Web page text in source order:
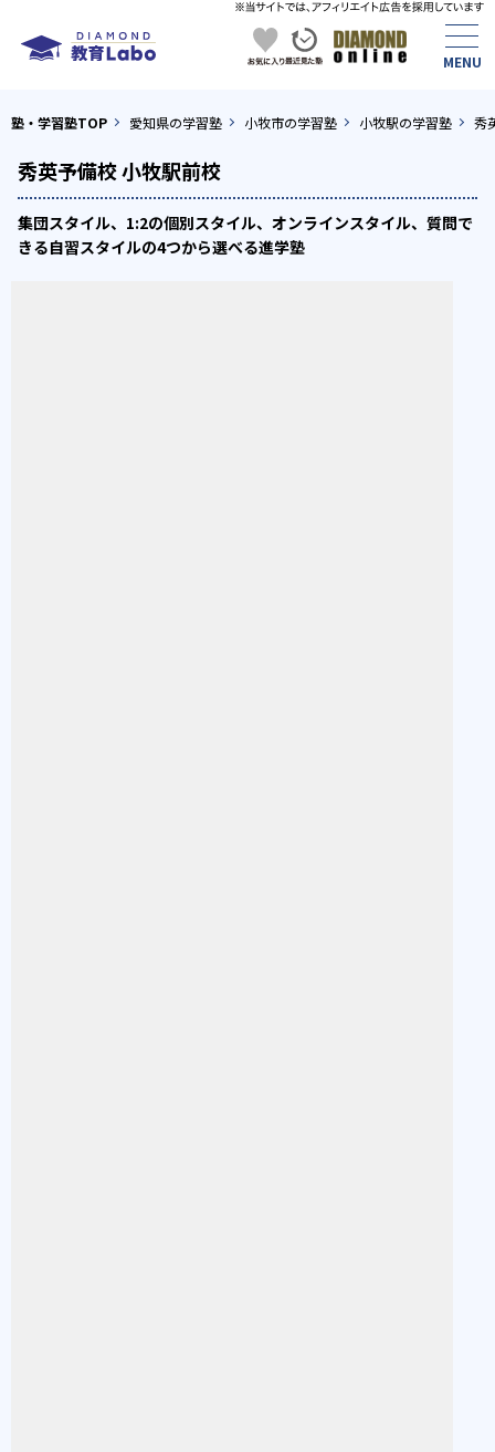
塾・学習塾TOP 愛知県の学習塾 小牧市の学習塾 小牧駅の学習塾 秀
秀英予備校 小牧駅前校
集団スタイル、1:2の個別スタイル、オンラインスタイル、質問で
きる自習スタイルの4つから選べる進学塾